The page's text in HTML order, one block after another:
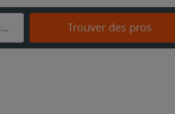
Saint-Pierre-de-Mézoargues Trouver des pros